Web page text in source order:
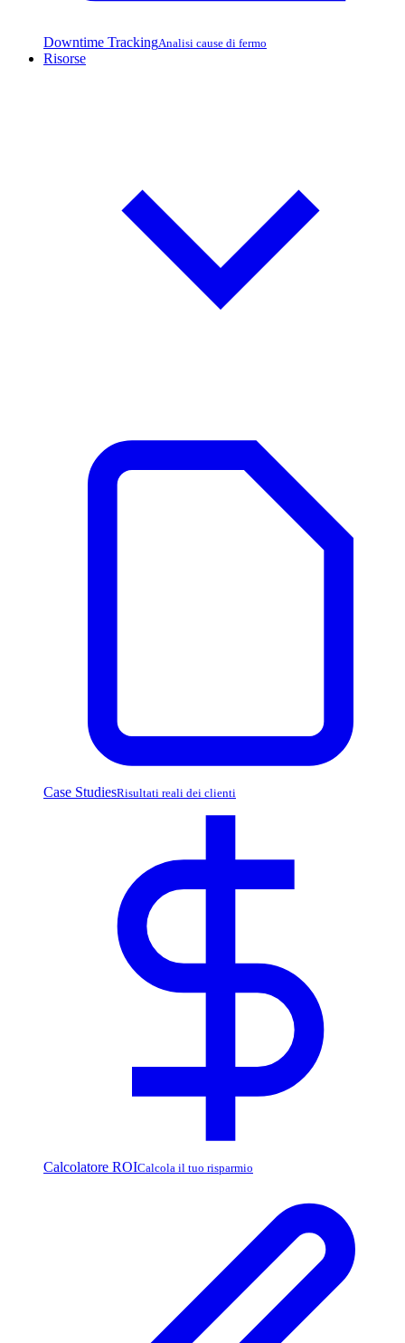
Downtime TrackingAnalisi cause di fermo
Risorse
Case StudiesRisultati reali dei clienti
Calcolatore ROICalcola il tuo risparmio